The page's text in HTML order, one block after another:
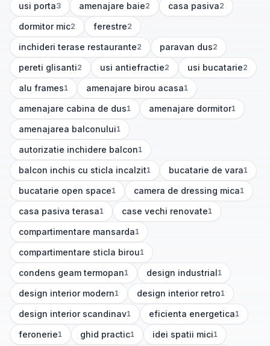
usi porta
(3articole)
3 amenajare baie
(2articole) 2 casa pasiva
(2articole) 2
dormitor mic
(2articole) 2 ferestre
(2articole)
2
inchideri terase restaurante
(2articole) 2 paravan dus
(2articole) 2
pereti glisanti
(2articole) 2 usi antiefractie
(2articole) 2 usi bucatarie
(2articole) 2
alu frames
(1articole) 1 amenajare birou acasa
(1articole) 1
amenajare cabina de dus
(1articole) 1 amenajare dormitor
(1articole) 1
amenajarea balconului
(1articole) 1
autorizatie inchidere balcon
(1articole) 1
balcon inchis cu sticla incalzit
(1articole) 1 bucatarie de vara
(1articole) 1
bucatarie open space
(1articole) 1 camera de dressing mica
(1articole) 1
casa pasiva terasa
(1articole) 1 case vechi renovate
(1articole) 1
compartimentare mansarda
(1articole) 1
compartimentare sticla birou
(1articole) 1
condens geam termopan
(1articole) 1 design industrial
(1articole) 1
design interior modern
(1articole) 1 design interior retro
(1articole) 1
design interior scandinav
(1articole) 1 eficienta energetica
(1articole) 1
feronerie
(1articole)
1 ghid practic
(1articole) 1 idei spatii mici
(1articole) 1